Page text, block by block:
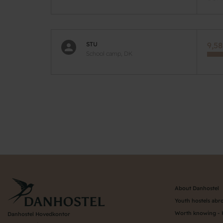
STU
School camp, DK
Danhostel Hovedkontor
About Danhostel
Youth hostels
Worth knowing -